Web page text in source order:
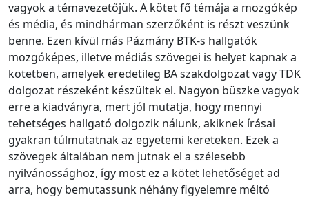
vagyok a témavezetőjük. A kötet fő témája a mozgókép
és média, és mindhárman szerzőként is részt veszünk
benne. Ezen kívül más Pázmány BTK-s hallgatók
mozgóképes, illetve médiás szövegei is helyet kapnak a
kötetben, amelyek eredetileg BA szakdolgozat vagy TDK
dolgozat részeként készültek el. Nagyon büszke vagyok
erre a kiadványra, mert jól mutatja, hogy mennyi
tehetséges hallgató dolgozik nálunk, akiknek írásai
gyakran túlmutatnak az egyetemi kereteken. Ezek a
szövegek általában nem jutnak el a szélesebb
nyilvánossághoz, így most ez a kötet lehetőséget ad
arra, hogy bemutassunk néhány figyelemre méltó